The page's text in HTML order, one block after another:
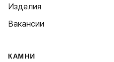
Изделия
Вакансии
КАМНИ